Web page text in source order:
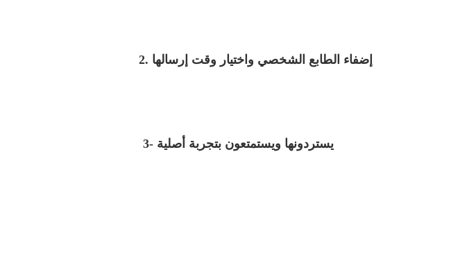
2. إضفاء الطابع الشخصي واختيار وقت إرسالها
3- يستردونها ويستمتعون بتجربة أصلية